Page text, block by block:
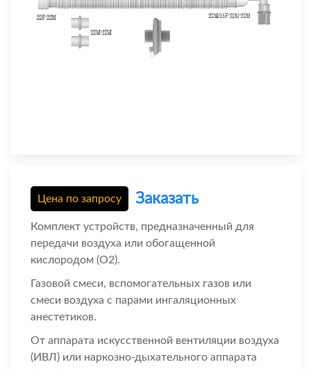
Цена по запросу Заказать
Комплект устройств, предназначенный для
передачи воздуха или обогащенной
кислородом (О2).
Газовой смеси, вспомогательных газов или
смеси воздуха с парами ингаляционных
анестетиков.
От аппарата искусственной вентиляции воздуха
(ИВЛ) или наркозно-дыхательного аппарата